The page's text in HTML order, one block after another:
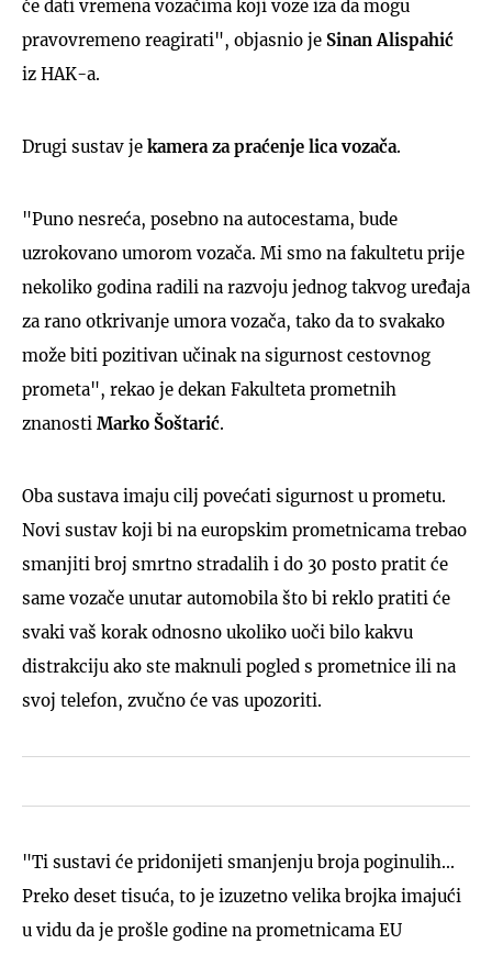
će dati vremena vozačima koji voze iza da mogu
pravovremeno reagirati", objasnio je Sinan Alispahić
iz HAK-a.
Drugi sustav je kamera za praćenje lica vozača.
"Puno nesreća, posebno na autocestama, bude
uzrokovano umorom vozača. Mi smo na fakultetu prije
nekoliko godina radili na razvoju jednog takvog uređaja
za rano otkrivanje umora vozača, tako da to svakako
može biti pozitivan učinak na sigurnost cestovnog
prometa", rekao je dekan Fakulteta prometnih
znanosti Marko Šoštarić.
Oba sustava imaju cilj povećati sigurnost u prometu.
Novi sustav koji bi na europskim prometnicama trebao
smanjiti broj smrtno stradalih i do 30 posto pratit će
same vozače unutar automobila što bi reklo pratiti će
svaki vaš korak odnosno ukoliko uoči bilo kakvu
distrakciju ako ste maknuli pogled s prometnice ili na
svoj telefon, zvučno će vas upozoriti.
"Ti sustavi će pridonijeti smanjenju broja poginulih...
Preko deset tisuća, to je izuzetno velika brojka imajući
u vidu da je prošle godine na prometnicama EU